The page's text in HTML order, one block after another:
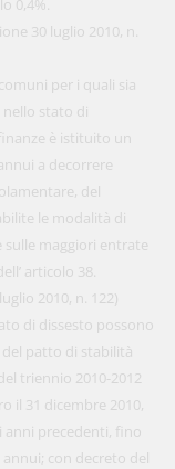
0,4%.
30 luglio 2010, n.
per i quali sia
stato di
è istituito un
a decorrere
del
le modalità di
maggiori entrate
articolo 38.
2010, n. 122)
di dissesto possono
patto di stabilità
triennio 2010-2012
il 31 dicembre 2010,
anni precedenti, fino
con decreto del